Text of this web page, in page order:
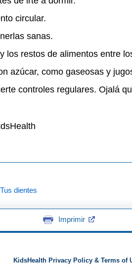
circular.
sanas.
los restos de alimentos entre
azúcar, como gaseosas y
controles regulares. Ojalá
Tus dientes
Imprimir
KidsHealth Privacy Policy & Terms of